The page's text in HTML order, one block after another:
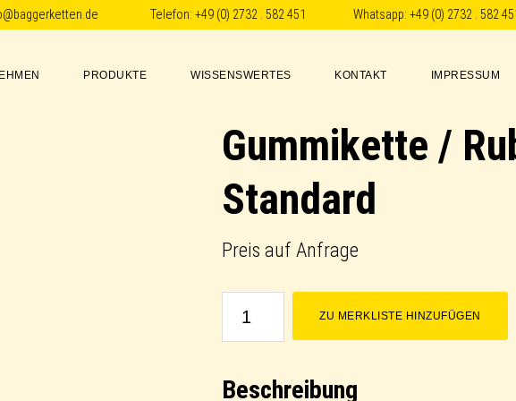
Telefon: +49 (0) 2732 . 582 451 Whatsapp: +49 (0) 2732 . 582
PRODUKTE WISSENSWERTES KONTAKT IMPRESSUM
Gummikette /
Standard
Preis auf Anfrage
Gummikette
Track
ZU MERKLISTE HINZUFÜGEN
Beschreibung